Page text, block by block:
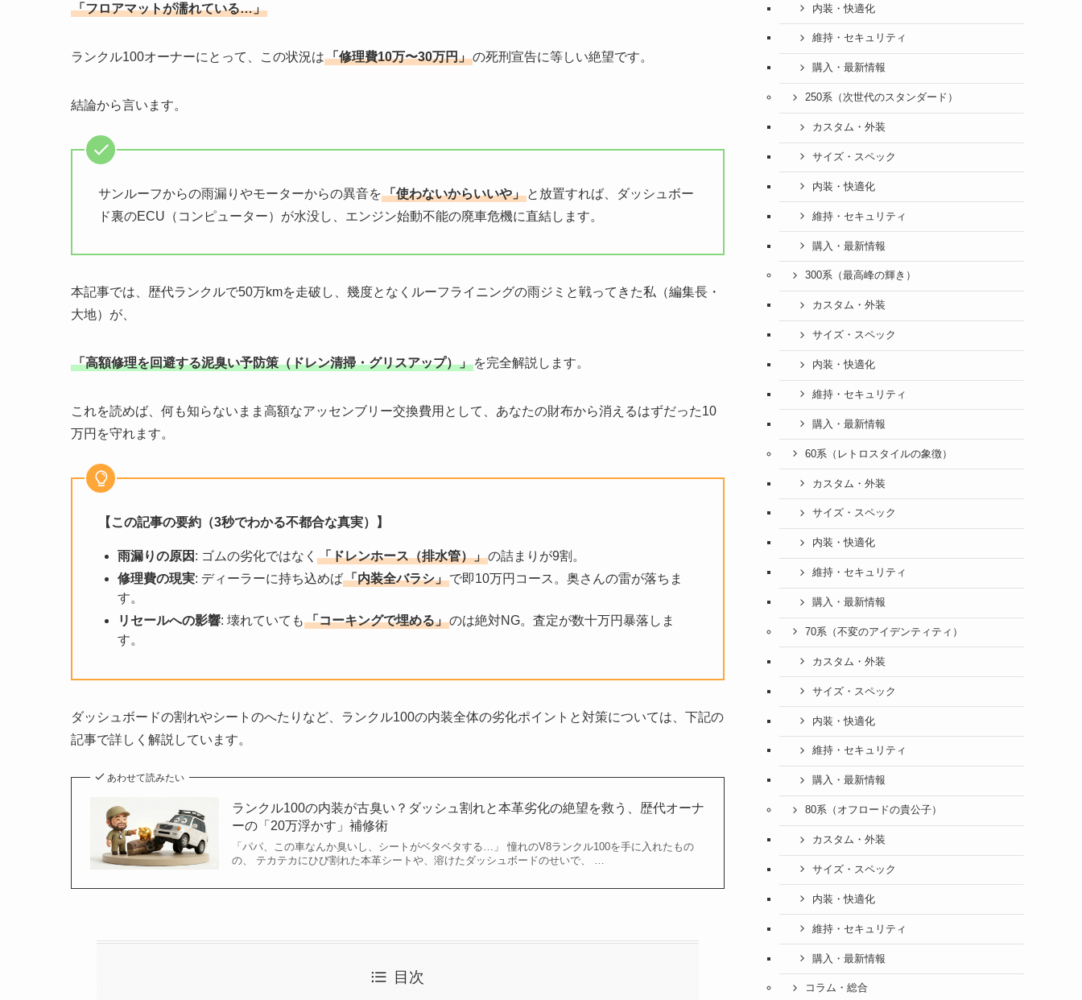
「フロアマットが濡れている…」
ランクル100オーナーにとって、この状況は「修理費10万〜30万円」の死刑宣告に等しい絶望です。
結論から言います。
サンルーフからの雨漏りやモーターからの異音を「使わないからいいや」 と放置すれば、ダッシュボー
ド裏のECU（コンピューター）が水没し、エンジン始動不能の廃車危機に直結します。
本記事では、歴代ランクルで50万kmを走破し、幾度となくルーフライニングの雨ジミと戦ってきた私（編集長・
大地）が、
「高額修理を回避する泥臭い予防策（ドレン清掃・グリスアップ）」 を完全解説します。
これを読めば、何も知らないまま高額なアッセンブリー交換費用として、あなたの財布から消えるはずだった10
万円を守れます。
【この記事の要約（3秒でわかる不都合な真実）】
雨漏りの原因 : ゴムの劣化ではなく 「ドレンホース（排水管）」の詰まりが9割。
修理費の現実: ディーラーに持ち込めば「内装全バラシ」で即10万円コース。奥さんの雷が落ちま
す。
リセールへの影響: 壊れていても 「コーキングで埋める」のは絶対NG。査定が数十万円暴落しま
す。
ダッシュボードの割れやシートのへたりなど、ランクル100の内装全体の劣化ポイントと対策については、下記の
記事で詳しく解説しています。
あわせて読みたい
ランクル100の内装が古臭い？ダッシュ割れと本革劣化の絶望を救う、歴代オーナ
ーの「20万浮かす」補修術
「パパ、この車なんか臭いし、シートがベタベタする…」 憧れのV8ランクル100を手に入れたもの
の、 テカテカにひび割れた本革シートや、溶けたダッシュボードのせいで、 …
目次
内装・快適化
維持・セキュリティ
購入・最新情報
250系（次世代のスタンダード）
カスタム・外装
サイズ・スペック
内装・快適化
維持・セキュリティ
購入・最新情報
300系（最高峰の輝き）
カスタム・外装
サイズ・スペック
内装・快適化
維持・セキュリティ
購入・最新情報
60系（レトロスタイルの象徴）
カスタム・外装
サイズ・スペック
内装・快適化
維持・セキュリティ
購入・最新情報
70系（不変のアイデンティティ）
カスタム・外装
サイズ・スペック
内装・快適化
維持・セキュリティ
購入・最新情報
80系（オフロードの貴公子）
カスタム・外装
サイズ・スペック
内装・快適化
維持・セキュリティ
購入・最新情報
コラム・総合